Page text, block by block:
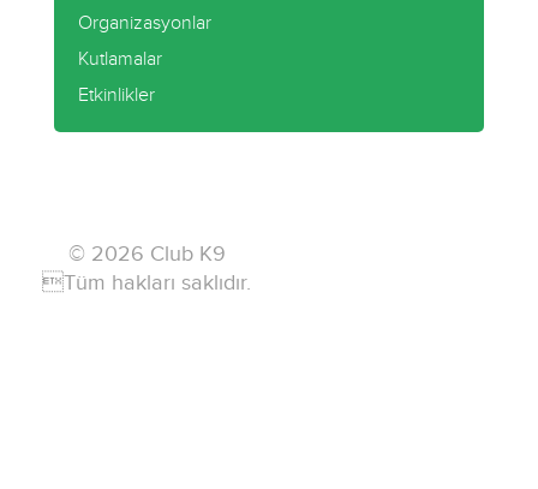
Organizasyonlar
Kutlamalar
Etkinlikler
© 2026 Club K9
Tüm hakları saklıdır.